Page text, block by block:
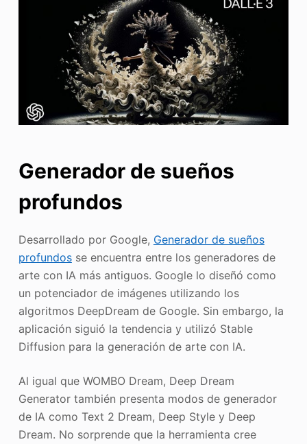
Generador de sueños
profundos
Desarrollado por Google, Generador de sueños
profundosse encuentra entre los generadores de
arte con IA más antiguos. Google lo diseñó como
un potenciador de imágenes utilizando los
algoritmos DeepDream de Google. Sin embargo, la
aplicación siguió la tendencia y utilizó Stable
Diffusion para la generación de arte con IA.
Al igual que WOMBO Dream, Deep Dream
Generator también presenta modos de generador
de IA como Text 2 Dream, Deep Style y Deep
Dream. No sorprende que la herramienta cree